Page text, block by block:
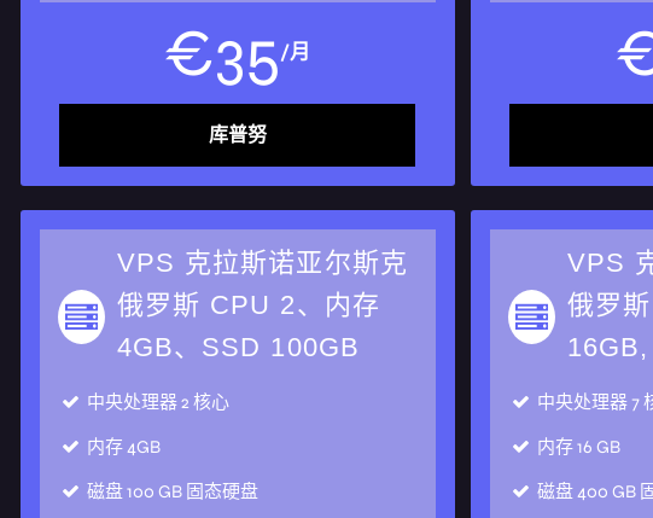
€35/月
库普努
VPS 克拉斯诺亚尔斯克
俄罗斯 CPU 2、内存
4GB、SSD 100GB
中央处理器2 核心
内存4GB
磁盘100 GB 固态硬盘
VPS
俄罗
中央处理器 7
内存16 GB
磁盘400 GB